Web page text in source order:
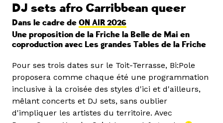
DJ sets afro Carribbean queer
Dans le cadre de ON AIR 2026
Une proposition de la Friche la Belle de Mai en
coproduction avec Les grandes Tables de la Friche
Pour ses trois dates sur le Toit-Terrasse, Bi:Pole
proposera comme chaque été une programmation
inclusive à la croisée des styles d'ici et d'ailleurs,
mêlant concerts et DJ sets, sans oublier
d'impliquer les artistes du territoire. Avec